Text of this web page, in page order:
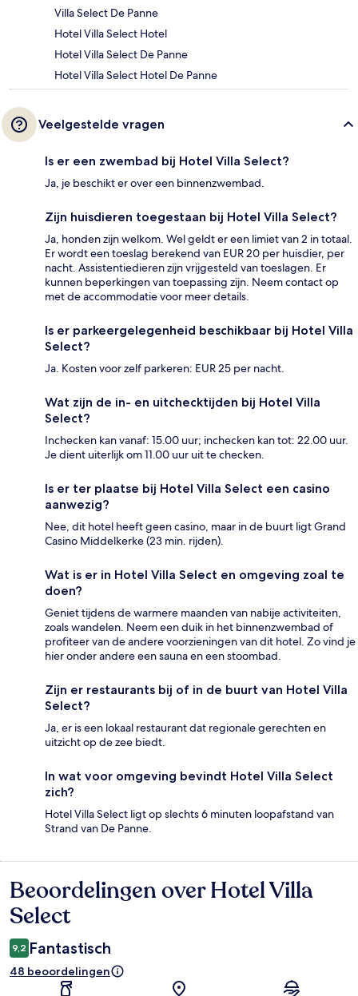
Villa Select De Panne
Hotel Villa Select Hotel
Hotel Villa Select De Panne
Hotel Villa Select Hotel De Panne
Veelgestelde vragen
Is er een zwembad bij Hotel Villa Select?
Ja, je beschikt er over een binnenzwembad.
Zijn huisdieren toegestaan bij Hotel Villa Select?
Ja, honden zijn welkom. Wel geldt er een limiet van 2 in totaal.
Er wordt een toeslag berekend van EUR 20 per huisdier, per
nacht. Assistentiedieren zijn vrijgesteld van toeslagen. Er
kunnen beperkingen van toepassing zijn. Neem contact op
met de accommodatie voor meer details.
Is er parkeergelegenheid beschikbaar bij Hotel Villa
Select?
Ja. Kosten voor zelf parkeren: EUR 25 per nacht.
Wat zijn de in- en uitchecktijden bij Hotel Villa
Select?
Inchecken kan vanaf: 15.00 uur; inchecken kan tot: 22.00 uur.
Je dient uiterlijk om 11.00 uur uit te checken.
Is er ter plaatse bij Hotel Villa Select een casino
aanwezig?
Nee, dit hotel heeft geen casino, maar in de buurt ligt Grand
Casino Middelkerke (23 min. rijden).
Wat is er in Hotel Villa Select en omgeving zoal te
doen?
Geniet tijdens de warmere maanden van nabije activiteiten,
zoals wandelen. Neem een duik in het binnenzwembad of
profiteer van de andere voorzieningen van dit hotel. Zo vind je
hier onder andere een sauna en een stoombad.
Zijn er restaurants bij of in de buurt van Hotel Villa
Select?
Ja, er is een lokaal restaurant dat regionale gerechten en
uitzicht op de zee biedt.
In wat voor omgeving bevindt Hotel Villa Select
zich?
Hotel Villa Select ligt op slechts 6 minuten loopafstand van
Strand van De Panne.
Beoordelingen
Beoordelingen over Hotel Villa
Select
9,2 Fantastisch
48 beoordelingen